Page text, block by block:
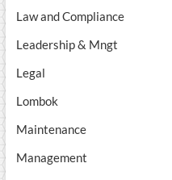
Law and Compliance
Leadership & Mngt
Legal
Lombok
Maintenance
Management